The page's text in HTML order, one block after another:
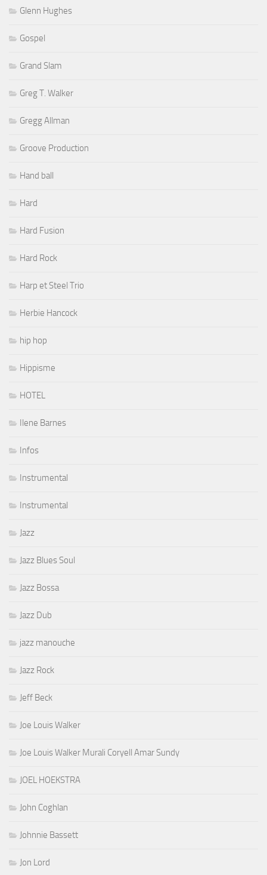
Glenn Hughes
Gospel
Grand Slam
Greg T. Walker
Gregg Allman
Groove Production
Hand ball
Hard
Hard Fusion
Hard Rock
Harp et Steel Trio
Herbie Hancock
hip hop
Hippisme
HOTEL
Ilene Barnes
Infos
Instrumental
Instrumental
Jazz
Jazz Blues Soul
Jazz Bossa
Jazz Dub
jazz manouche
Jazz Rock
Jeff Beck
Joe Louis Walker
Joe Louis Walker Murali Coryell Amar Sundy
JOEL HOEKSTRA
John Coghlan
Johnnie Bassett
Jon Lord